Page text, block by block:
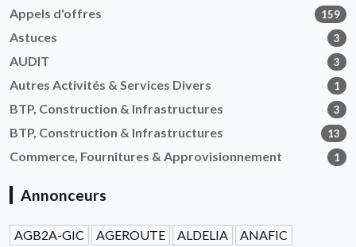
Appels d'offres 159
Astuces 3
AUDIT 3
Autres Activités & Services Divers 1
BTP, Construction & Infrastructures 3
BTP, Construction & Infrastructures 13
Commerce, Fournitures & Approvisionnement 1
Annonceurs
AGB2A-GIC AGEROUTE ALDELIA
ANAFIC